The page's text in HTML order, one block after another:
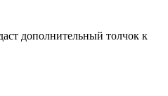
дополнительный толчок к